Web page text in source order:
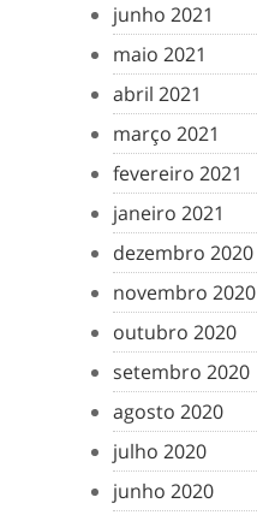
junho 2021
maio 2021
abril 2021
março 2021
fevereiro 2021
janeiro 2021
dezembro 2020
novembro 2020
outubro 2020
setembro 2020
agosto 2020
julho 2020
junho 2020